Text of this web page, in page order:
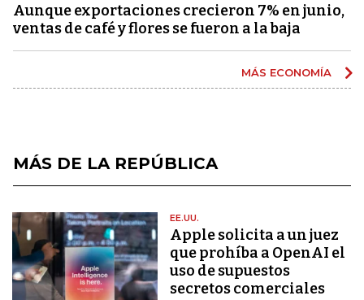
Aunque exportaciones crecieron 7% en junio,
ventas de café y flores se fueron a la baja
MÁS ECONOMÍA
MÁS DE LA REPÚBLICA
EE.UU.
Apple solicita a un juez
que prohíba a OpenAI el
uso de supuestos
secretos comerciales